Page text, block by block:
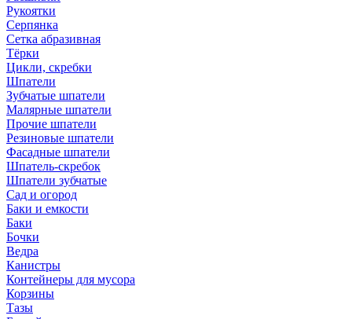
Рукоятки
Серпянка
Сетка абразивная
Тёрки
Цикли, скребки
Шпатели
Зубчатые шпатели
Малярные шпатели
Прочие шпатели
Резиновые шпатели
Фасадные шпатели
Шпатель-скребок
Шпатели зубчатые
Сад и огород
Баки и емкости
Баки
Бочки
Ведра
Канистры
Контейнеры для мусора
Корзины
Тазы